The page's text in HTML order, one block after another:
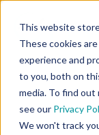
This website
These cookies
experience and
to you, both on
media. To find
see our Privacy
We won't track
contenido